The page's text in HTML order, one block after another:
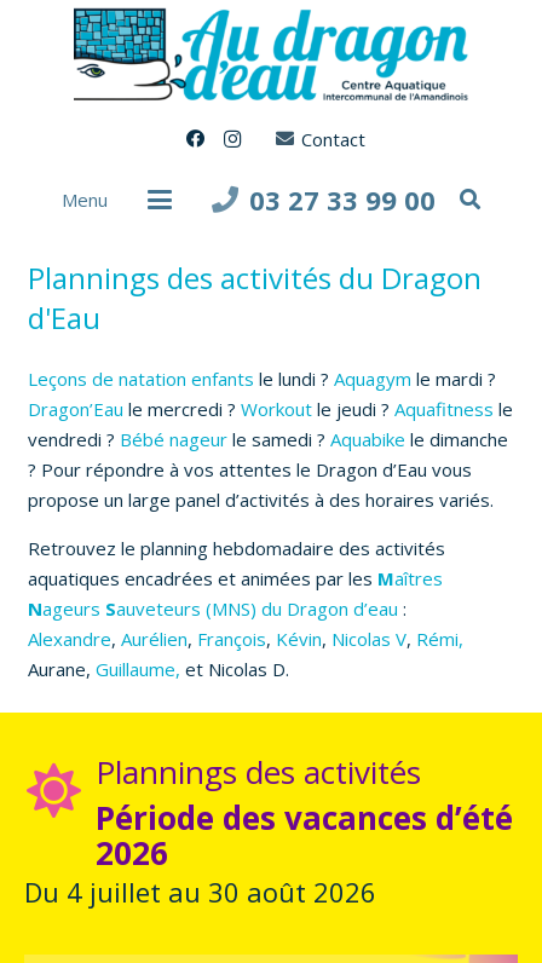
Contact
Menu 03 27 33 99 00
Plannings des activités du Dragon
d'Eau
Leçons de natation enfants le lundi ? Aquagym le mardi ?
Dragon’Eau le mercredi ? Workoutle jeudi ? Aquafitness le
vendredi ? Bébé nageurle samedi ? Aquabike le dimanche
? Pour répondre à vos attentes le Dragon d’Eau vous
propose un large panel d’activités à des horaires variés.
Retrouvez le planning hebdomadaire des activités
aquatiques encadrées et animées par les Maîtres
Nageurs Sauveteurs (MNS) du Dragon d’eau :
Alexandre, Aurélien, François, Kévin, Nicolas V, Rémi,
Aurane, Guillaume, et Nicolas D.
Plannings des activités
Période des vacances d’été
2026
Du 4 juillet au 30 août 2026